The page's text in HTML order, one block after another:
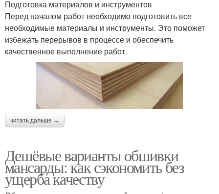
Подготовка материалов и инструментов
Перед началом работ необходимо подготовить все
необходимые материалы и инструменты. Это поможет
избежать перерывов в процессе и обеспечить
качественное выполнение работ.
читать дальше →
Дешёвые варианты обшивки
мансарды: как сэкономить без
ущерба качеству